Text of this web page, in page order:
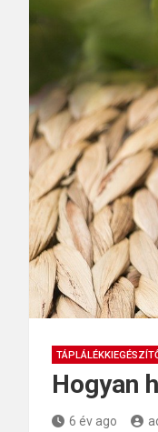
Hogyan
6 év ago